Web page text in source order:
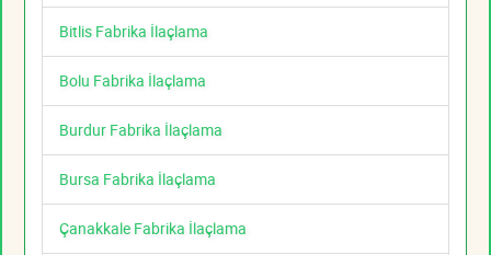
Bitlis Fabrika İlaçlama
Bolu Fabrika İlaçlama
Burdur Fabrika İlaçlama
Bursa Fabrika İlaçlama
Çanakkale Fabrika İlaçlama